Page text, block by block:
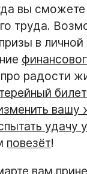
вы сможете
труда.
в
радости
вашу
удачу
повезёт!
вам